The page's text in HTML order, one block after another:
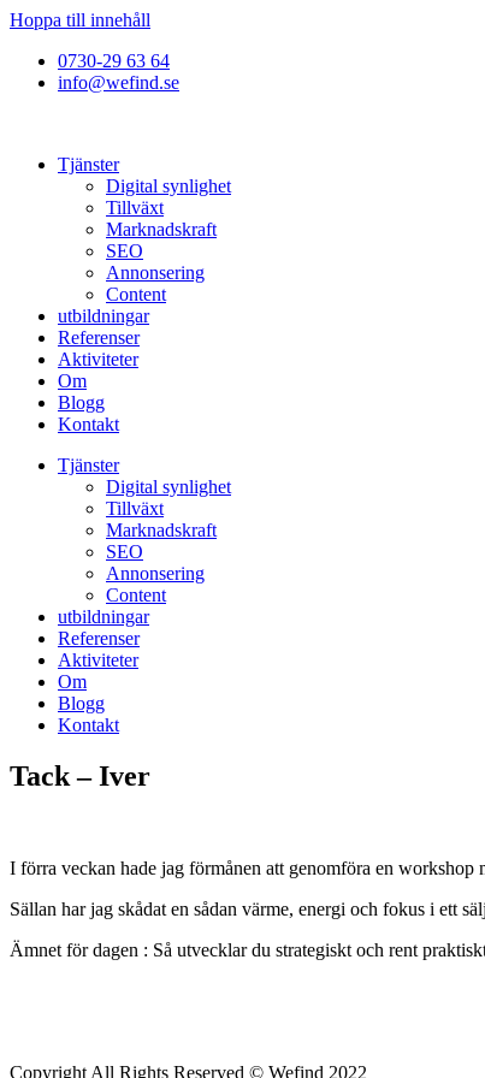
Hoppa till innehåll
0730-29 63 64
info@wefind.se
Tjänster
Digital synlighet
Tillväxt
Marknadskraft
SEO
Annonsering
Content
utbildningar
Referenser
Aktiviteter
Om
Blogg
Kontakt
Tjänster
Digital synlighet
Tillväxt
Marknadskraft
SEO
Annonsering
Content
utbildningar
Referenser
Aktiviteter
Om
Blogg
Kontakt
Tack – Iver
I förra veckan hade jag förmånen att genomföra en workshop
Sällan har jag skådat en sådan värme, energi och fokus i ett
Ämnet för dagen : Så utvecklar du strategiskt och rent
Copyright All Rights Reserved © Wefind 2022